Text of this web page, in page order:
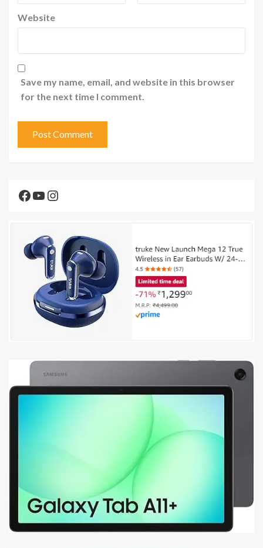
Website
Save my name, email, and website in this browser
for the next time I comment.
Facebook
YouTube
Instagram